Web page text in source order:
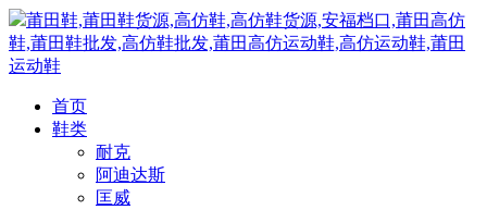
莆田鞋,莆田鞋货源,高仿鞋,高仿鞋货源,安福档口,莆田高仿
鞋,莆田鞋批发,高仿鞋批发,莆田高仿运动鞋,高仿运动鞋,莆田
运动鞋
首页
鞋类
耐克
阿迪达斯
匡威